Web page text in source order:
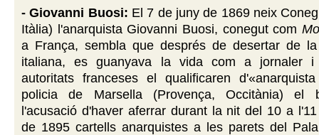
- Giovanni Buosi: El 7 de juny de 1869 neix
Itàlia) l'anarquista Giovanni Buosi, conegut com
a França, sembla que després de desertar de
italiana, es guanyava la vida com a jornaler i
autoritats franceses el qualificaren
policia de Marsella (Provença, Occitània) el
l'acusació d'haver aferrar durant la nit del 10 a
de 1895 cartells anarquistes a les parets del